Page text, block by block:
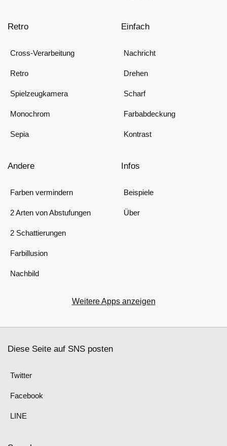
Retro
Cross-Verarbeitung
Retro
Spielzeugkamera
Monochrom
Sepia
Einfach
Nachricht
Drehen
Scharf
Farbabdeckung
Kontrast
Andere
Farben vermindern
2 Arten von Abstufungen
2 Schattierungen
Farbillusion
Nachbild
Infos
Beispiele
Über
Weitere Apps anzeigen
Diese Seite auf SNS posten
Twitter
Facebook
LINE